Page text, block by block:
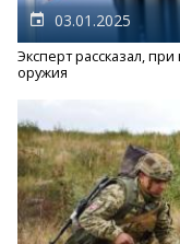
03.01.2025
Эксперт рассказал,
оружия